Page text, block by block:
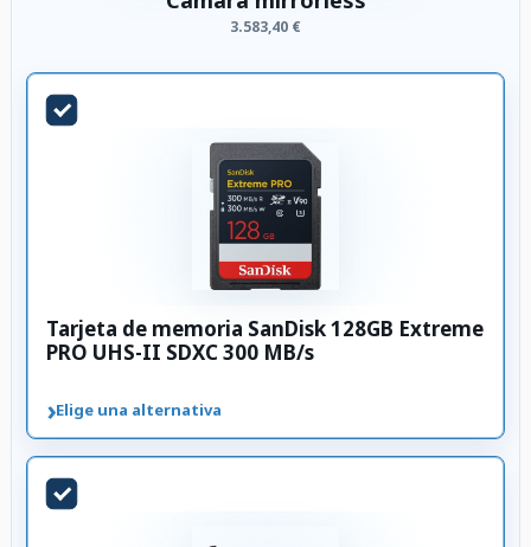
3.583,40 €
Tarjeta de memoria SanDisk 128GB Extreme
PRO UHS-II SDXC 300 MB/s
›Elige una alternativa